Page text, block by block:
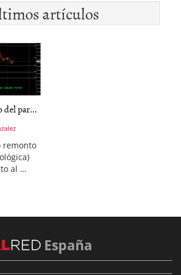
artículos
del par...
remonto
al …
España